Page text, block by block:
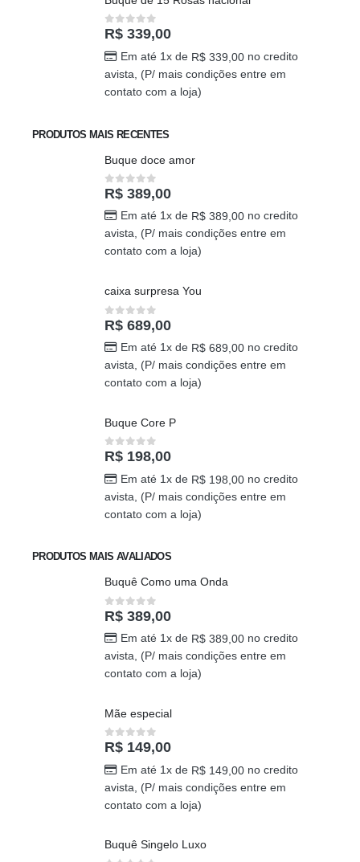
Buquê de 15 Rosas nacional
0out of 5
R$339,00
Em até 1x deR$
contato com a loja)
PRODUTOS MAIS RECENTES
Buque doce amor
0out of 5
R$389,00
Em até 1x deR$
contato com a loja)
caixa surpresa You
0out of 5
R$689,00
Em até 1x deR$
contato com a loja)
Buque Core P
0out of 5
R$198,00
Em até 1x deR$
contato com a loja)
PRODUTOS MAIS AVALIADOS
Buquê Como uma Onda
0out of 5
R$389,00
Em até 1x deR$
contato com a loja)
Mãe especial
0out of 5
R$149,00
Em até 1x deR$
contato com a loja)